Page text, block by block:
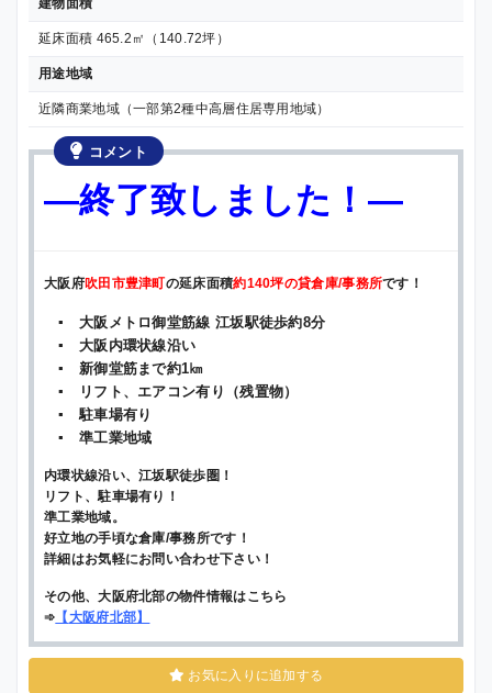
建物面積
延床面積 465.2㎡（140.72坪）
用途地域
近隣商業地域（一部第2種中高層住居専用地域）
コメント
—終了致しました！—
大阪府吹田市豊津町の延床面積約140坪の貸倉庫/事務所です！
▪ 大阪メトロ御堂筋線 江坂駅徒歩約8分
▪ 大阪内環状線沿い
▪ 新御堂筋まで約1㎞
▪ リフト、エアコン有り（残置物）
▪ 駐車場有り
▪ 準工業地域
内環状線沿い、江坂駅徒歩圏！
リフト、駐車場有り！
準工業地域。
好立地の手頃な倉庫/事務所です！
詳細はお気軽にお問い合わせ下さい！
その他、大阪府北部の物件情報はこちら
➾ 【大阪府北部】
お気に入りに追加する